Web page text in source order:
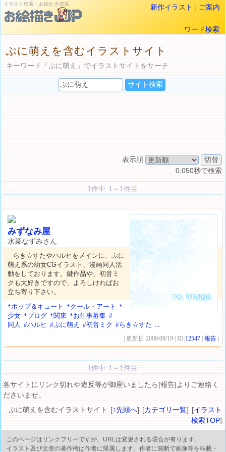
イラスト検索・お絵かき交流 新作イラスト | ご案内
ワード検索
ぷに萌えを含むイラストサイト
キーワード「ぷに萌え」でイラストサイトをサーチ
表示順
0.050秒で検索
1件中 1～1件目
みずなみ屋
水菜なずみさん
らき☆すたやハルヒをメインに、ぷに
萌え系の幼女CGイラスト、漫画同人活
動をしております。鍵作品や、初音ミ
クも大好きですので、よろしければお
立ち寄り下さい。
*ポップ＆キュート
*クール・アート
*
少女 *ブログ *関東 *お仕事募集 #
同人 #ハルヒ #ぷに萌え #初音ミク #らき☆すた ...
| 更新日:2008/09/19 | ID:12547 |報告
1件中 1～1件目
各サイトにリンク切れや違反等が御座いましたら[報告]よりご連絡く
ださいませ。
ぷに萌えを含むイラストサイト [↑先頭へ] [カテゴリ一覧] [イラスト
検索TOP]
このページはリンクフリーですが、URLは変更される場合が有ります。
イラスト及び文章の著作権は作者に帰属します。作者に無断で画像等を転載・